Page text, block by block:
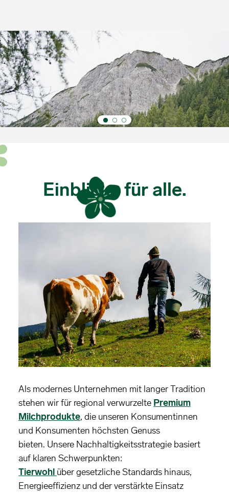
Bewusst handeln.
Zukunft gestalten.
Einblicke für alle.
Als modernes Unternehmen mit langer Tradition
stehen wir für regional verwurzelte Premium
Milchprodukte, die unseren Konsumentinnen
und Konsumenten höchsten Genuss
bieten. Unsere Nachhaltigkeitsstrategie basiert
auf klaren Schwerpunkten:
Tierwohl über gesetzliche Standards hinaus,
Energieeffizienz und der verstärkte Einsatz